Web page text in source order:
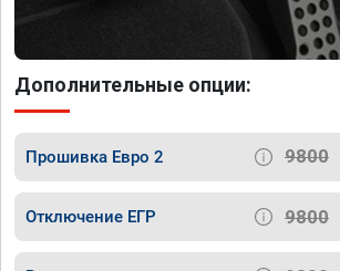
Дополнительные опции:
Прошивка Евро 2 9800
Отключение ЕГР 9800